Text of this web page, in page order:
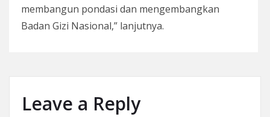
membangun pondasi dan mengembangkan
Badan Gizi Nasional,” lanjutnya.
Leave a Reply